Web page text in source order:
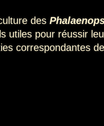
des
utiles pour réussir
correspondantes